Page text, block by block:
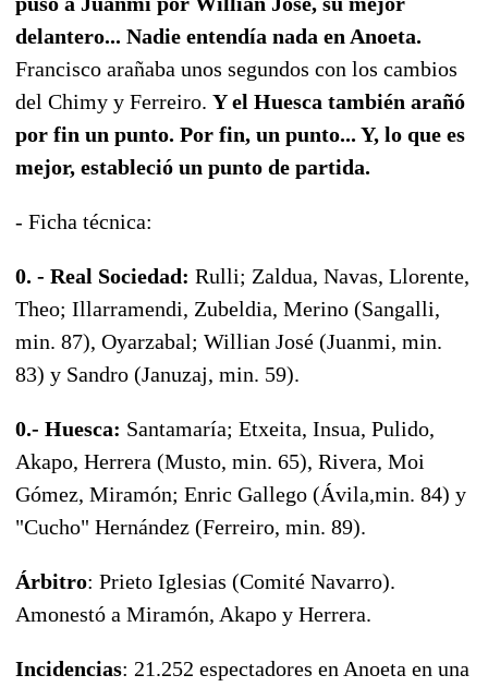
delantero... Nadie entendía nada en Anoeta.
Francisco arañaba unos segundos con los cambios
del Chimy y Ferreiro. Y el Huesca también arañó
por fin un punto. Por fin, un punto... Y, lo que es
mejor, estableció un punto de partida.
- Ficha técnica:
0. - Real Sociedad: Rulli; Zaldua, Navas, Llorente,
Theo; Illarramendi, Zubeldia, Merino (Sangalli,
min. 87), Oyarzabal; Willian José (Juanmi, min.
83) y Sandro (Januzaj, min. 59).
0.- Huesca: Santamaría; Etxeita, Insua, Pulido,
Akapo, Herrera (Musto, min. 65), Rivera, Moi
Gómez, Miramón; Enric Gallego (Ávila,min. 84) y
"Cucho" Hernández (Ferreiro, min. 89).
Árbitro: Prieto Iglesias (Comité Navarro).
Amonestó a Miramón, Akapo y Herrera.
Incidencias: 21.252 espectadores en Anoeta en una